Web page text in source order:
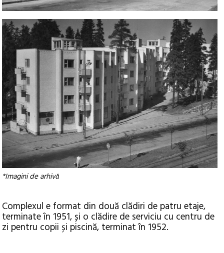
*Imagini de arhivă
Complexul e format din două clădiri de patru etaje,
terminate în 1951, și o clădire de serviciu cu centru de
zi pentru copii și piscină, terminat în 1952.